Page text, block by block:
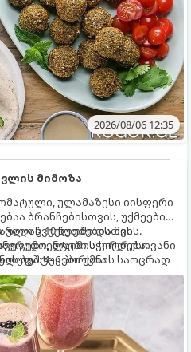
2026/08/06 12:35
მიმოზა
ულამაზესი იისფერი
ბრანჩებისთვის, უქმეების
წვეულებებისთვის.
გემო, ლაიმის ციტრუსოვანი
ბუშტუკები ქმნის საოცრად
კოქტეილს.
10 წუთში და მის
სჭირდება.
4–6 პორცია